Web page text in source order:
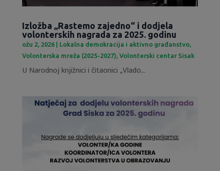
Izložba „Rastemo zajedno“ i dodjela
volonterskih nagrada za 2025. godinu
ožu 2, 2026| Lokalna demokracija i aktivno građanstvo,
Volonterska mreža (2025-2027), Volonterski centar Sisak
U Narodnoj knjižnici i čitaonici „Vlado...